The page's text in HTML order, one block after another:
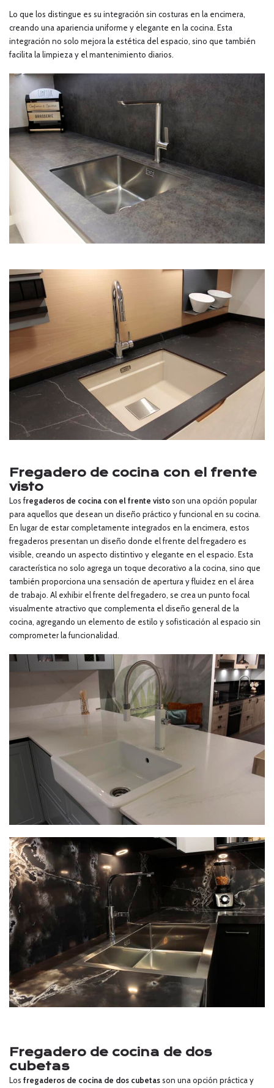
Lo que los distingue es su integración sin costuras en la encimera,
creando una apariencia uniforme y elegante en la cocina. Esta
integración no solo mejora la estética del espacio, sino que también
facilita la limpieza y el mantenimiento diarios.
Fregadero de cocina con el frente
visto
Los fregaderos de cocina con el frente vistoson una opción popular
para aquellos que desean un diseño práctico y funcional en su cocina.
En lugar de estar completamente integrados en la encimera, estos
fregaderos presentan un diseño donde el frente del fregadero es
visible, creando un aspecto distintivo y elegante en el espacio. Esta
característica no solo agrega un toque decorativo a la cocina, sino que
también proporciona una sensación de apertura y fluidez en el área
de trabajo. Al exhibir el frente del fregadero, se crea un punto focal
visualmente atractivo que complementa el diseño general de la
cocina, agregando un elemento de estilo y sofisticación al espacio sin
comprometer la funcionalidad.
Fregadero de cocina de dos
cubetas
Los fregaderos de cocina de dos cubetasson una opción práctica y